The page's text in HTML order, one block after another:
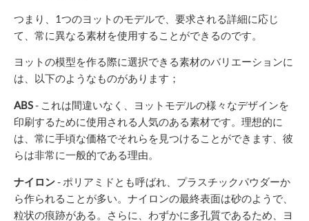
つまり、1つのヨットのモデルで、要求される詳細に応じ
て、常に異なる素材を使用することができるのです。
ヨットの模型を作る際に選択できる素材のバリエーションに
は、以下のようなものがあります；
ABS- これは間違いなく、ヨットモデルの様々なデザインを
印刷するために使用される人気のある素材です。理想的に
は、常に手頃な価格でそれらを見つけることができます、彼
らは非常に一般的である理由。
ナイロン- ポリアミドとも呼ばれ、プラスチックパウダーか
ら作られることが多い。ナイロンの最終表面は砂のようで、
粒状の痕跡がある。さらに、わずかに多孔質であるため、ヨ